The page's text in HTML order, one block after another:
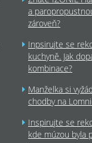
a
zároveň?
Inpsirujte se
kuchyně. Jak
kombinace?
Manželka si
chodby na
Inspirujte se
kde múzou byla